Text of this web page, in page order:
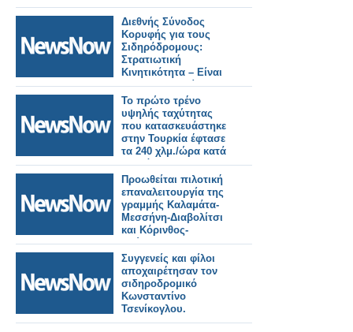
Διεθνής Σύνοδος
Κορυφής για τους
Σιδηρόδρομους:
Στρατιωτική
Κινητικότητα – Είναι
οι Ευρωπαϊκοί
Σιδηρόδρομοι έτοιμοι;
Το πρώτο τρένο
υψηλής ταχύτητας
που κατασκευάστηκε
στην Τουρκία έφτασε
τα 240 χλμ./ώρα κατά
τη διάρκεια των
δοκιμών
Προωθείται πιλοτική
επαναλειτουργία της
γραμμής Καλαμάτα-
Μεσσήνη-Διαβολίτσι
και Κόρινθος-
Ναύπλιο.
Συγγενείς και φίλοι
αποχαιρέτησαν τον
σιδηροδρομικό
Κωνσταντίνο
Τσενίκογλου.